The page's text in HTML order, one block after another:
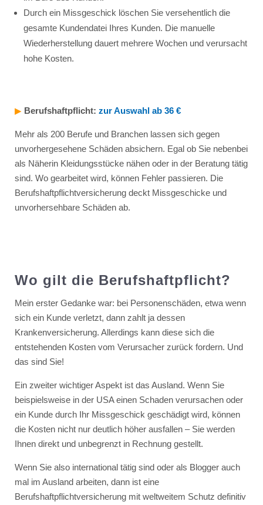
Durch ein Missgeschick löschen Sie versehentlich die
gesamte Kundendatei Ihres Kunden. Die manuelle
Wiederherstellung dauert mehrere Wochen und verursacht
hohe Kosten.
▶︎ Berufshaftpflicht: zur Auswahl ab 36 €
Mehr als 200 Berufe und Branchen lassen sich gegen
unvorhergesehene Schäden absichern. Egal ob Sie nebenbei
als Näherin Kleidungsstücke nähen oder in der Beratung tätig
sind. Wo gearbeitet wird, können Fehler passieren. Die
Berufshaftpflichtversicherung deckt Missgeschicke und
unvorhersehbare Schäden ab.
Wo gilt die Berufshaftpflicht?
Mein erster Gedanke war: bei Personenschäden, etwa wenn
sich ein Kunde verletzt, dann zahlt ja dessen
Krankenversicherung. Allerdings kann diese sich die
entstehenden Kosten vom Verursacher zurück fordern. Und
das sind Sie!
Ein zweiter wichtiger Aspekt ist das Ausland. Wenn Sie
beispielsweise in der USA einen Schaden verursachen oder
ein Kunde durch Ihr Missgeschick geschädigt wird, können
die Kosten nicht nur deutlich höher ausfallen – Sie werden
Ihnen direkt und unbegrenzt in Rechnung gestellt.
Wenn Sie also international tätig sind oder als Blogger auch
mal im Ausland arbeiten, dann ist eine
Berufshaftpflichtversicherung mit weltweitem Schutz definitiv